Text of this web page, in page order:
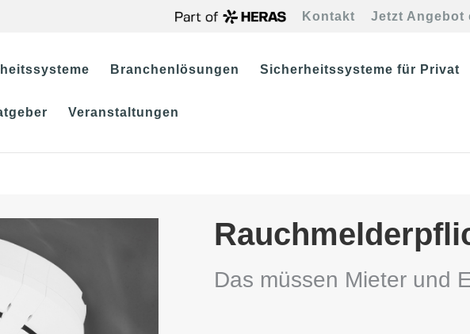
Kontakt Jetzt Angebot
Branchenlösungen Sicherheitssysteme für Privat
Veranstaltungen
Das müssen Mieter und